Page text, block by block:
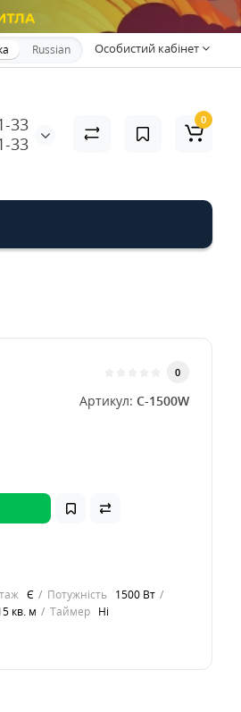
Особистий кабінет
Russian
33
33
0
0
Артикул: C-1500W
Є Потужність 1500 Вт
кв. м Таймер Ні